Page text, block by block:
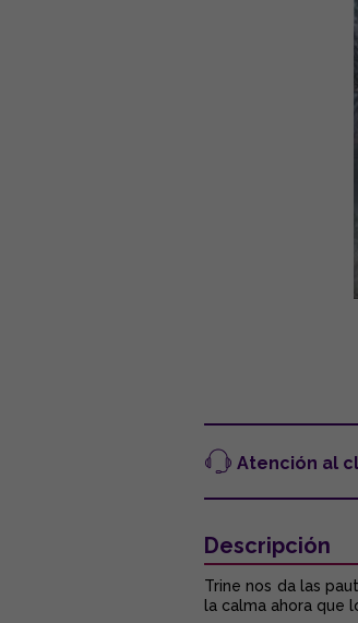
Atención al
Descripción
Trine nos da las
la calma ahora que